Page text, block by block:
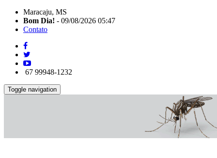
Maracaju, MS
Bom Dia! - 09/08/2026 05:47
Contato
67 99948-1232
Toggle navigation